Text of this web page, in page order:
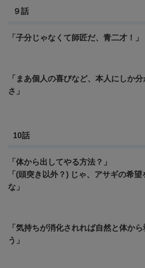
９話
「子分じゃなくて師匠だ、青二才！」
「まあ個人の喜びなど、本人にしか
さ」
10話
「体から出してやる方法？」
「(頭突き以外？) じゃ、アサギの希
な」
「気持ちが消化されれば自然と体か
う」